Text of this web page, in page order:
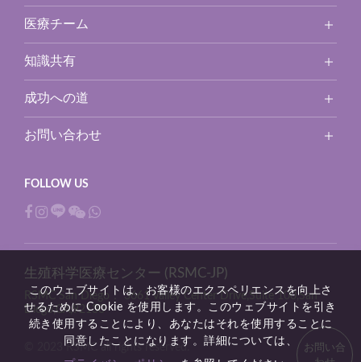
医療チーム
知識共有
成功への道
お問い合わせ
生殖科学医療センター (RSMC-JP)
RSMC San Diego：
3661 Valley Center Drive,Suite 100,San
Diego,CA,92130
© 2023 RSMC all rights reserved.
お問い合
このウェブサイトは、お客様のエクスペリエンスを向上さ
せるために Cookie を使用します。このウェブサイトを引き
続き使用することにより、あなたはそれを使用することに
同意したことになります。詳細については、